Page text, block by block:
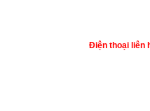
Điện thoại liên